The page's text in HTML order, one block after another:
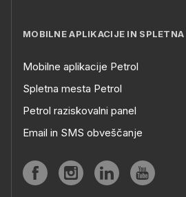
MOBILNE APLIKACIJE IN
Mobilne aplikacije Petrol
Spletna mesta Petrol
Petrol raziskovalni panel
Email in SMS obveščanje